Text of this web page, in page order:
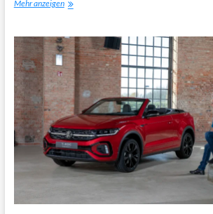
Mehr anzeigenWeltpremiere
ID.Buzz